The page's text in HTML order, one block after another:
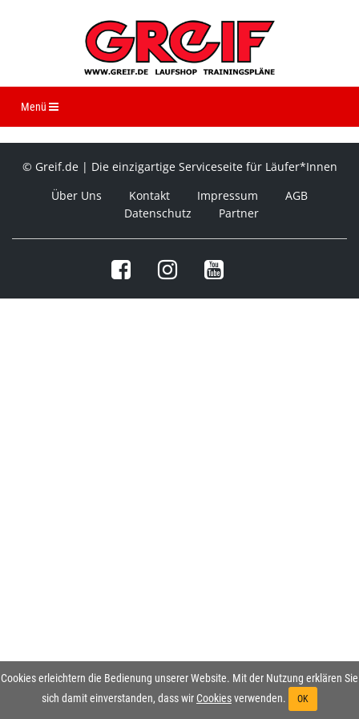
Menü Navigation ein-/ausblenden
© Greif.de | Die einzigartige Serviceseite für Läufer*Innen
Über Uns
Kontakt Impressum
AGB
Datenschutz
Partner
Cookies erleichtern die Bedienung unserer Website. Mit der Nutzung erklären Sie
sich damit einverstanden, dass wir Cookiesverwenden. OK